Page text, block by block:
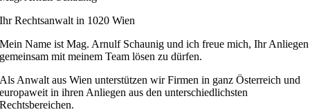
Ihr Rechtsanwalt in 1020 Wien
Mein Name ist Mag. Arnulf Schaunig und ich freue mich, Ihr Anliegen
gemeinsam mit meinem Team lösen zu dürfen.
Als Anwalt aus Wien unterstützen wir Firmen in ganz Österreich und
europaweit in ihren Anliegen aus den unterschiedlichsten
Rechtsbereichen.